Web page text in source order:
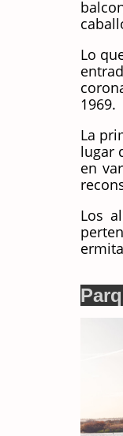
Lo
1969.
La
lugar
en
Los